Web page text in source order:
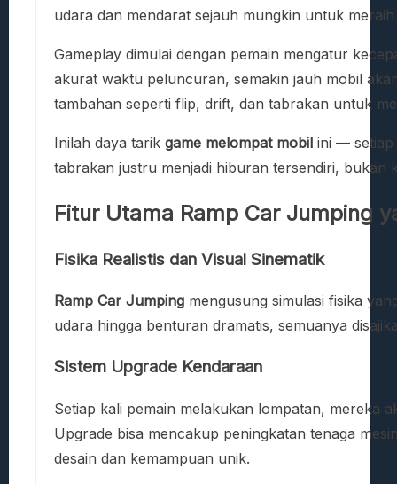
udara dan mendarat sejauh mungkin untuk
Gameplay dimulai dengan pemain mengatur
akurat waktu peluncuran, semakin jauh mobil
tambahan seperti flip, drift, dan tabrakan untuk
Inilah daya tarik game melompat mobil ini — setiap
tabrakan justru menjadi hiburan tersendiri, bukan
Fitur Utama Ramp Car Jumping
Fisika Realistis dan Visual Sinematik
Ramp Car Jumping mengusung simulasi fisika
udara hingga benturan dramatis, semuanya
Sistem Upgrade Kendaraan
Setiap kali pemain melakukan lompatan, mereka
Upgrade bisa mencakup peningkatan tenaga
desain dan kemampuan unik.